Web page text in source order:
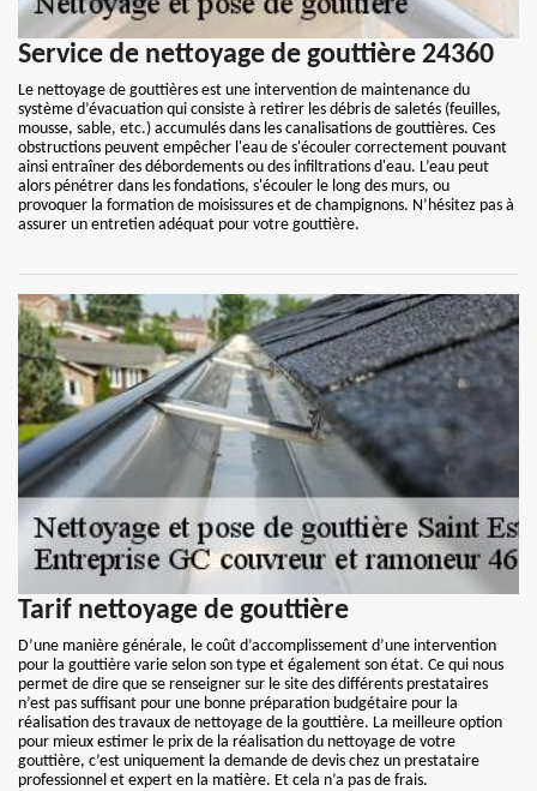
Service de nettoyage de gouttière 24360
Le nettoyage de gouttières est une intervention de maintenance du
système d’évacuation qui consiste à retirer les débris de saletés (feuilles,
mousse, sable, etc.) accumulés dans les canalisations de gouttières. Ces
obstructions peuvent empêcher l'eau de s'écouler correctement pouvant
ainsi entraîner des débordements ou des infiltrations d'eau. L’eau peut
alors pénétrer dans les fondations, s'écouler le long des murs, ou
provoquer la formation de moisissures et de champignons. N’hésitez pas à
assurer un entretien adéquat pour votre gouttière.
Tarif nettoyage de gouttière
D’une manière générale, le coût d’accomplissement d’une intervention
pour la gouttière varie selon son type et également son état. Ce qui nous
permet de dire que se renseigner sur le site des différents prestataires
n’est pas suffisant pour une bonne préparation budgétaire pour la
réalisation des travaux de nettoyage de la gouttière. La meilleure option
pour mieux estimer le prix de la réalisation du nettoyage de votre
gouttière, c’est uniquement la demande de devis chez un prestataire
professionnel et expert en la matière. Et cela n’a pas de frais.